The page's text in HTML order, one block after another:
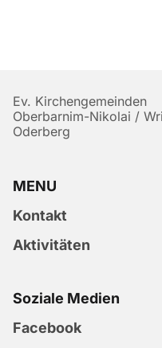
Ev. Kirchengemeinden
Oberbarnim-Nikolai /
Oderberg
MENU
Kontakt
Aktivitäten
Soziale Medien
Facebook